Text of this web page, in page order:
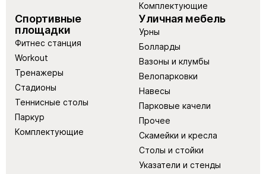
Комплектующие
Спортивные
площадки
Фитнес станция
Workout
Тренажеры
Стадионы
Теннисные столы
Паркур
Комплектующие
Уличная мебель
Урны
Болларды
Вазоны и клумбы
Велопарковки
Навесы
Парковые качели
Прочее
Скамейки и кресла
Столы и стойки
Указатели и стенды